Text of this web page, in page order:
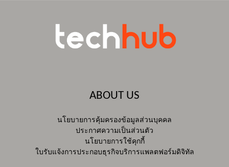
ABOUT US
นโยบายการคุ้มครองข้อมูลส่วนบุคคล
ประกาศความเป็นส่วนตัว
นโยบายการใช้คุกกี้
ใบรับแจ้งการประกอบธุรกิจบริการแพลตฟอร์มดิจิทัล